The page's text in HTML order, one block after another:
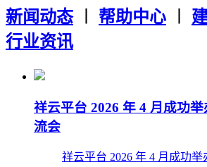
新闻动态︱ 帮助中心︱
行业资讯
祥云平台 2026 年 4 月成功
流会
祥云平台 2026 年 4 月成功